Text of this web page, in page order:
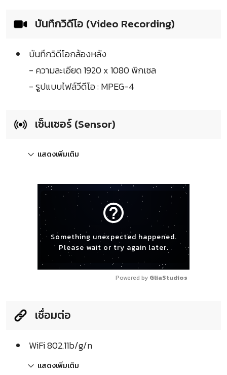
บันทึกวิดีโอ (Video Recording)
บันทึกวิดีโอกล้องหลัง
- ความละเอียด 1920 x 1080 พิกเซล
- รูปแบบไฟล์วีดีโอ : MPEG-4
เซ็นเซอร์ (Sensor)
แสดงเพิ่มเติม
help_outline
Something unexpected happened.
Please wait or try again later.
Powered by GliaStudios
เชื่อมต่อ
WiFi 802.11b/g/n
แสดงเพิ่มเติม